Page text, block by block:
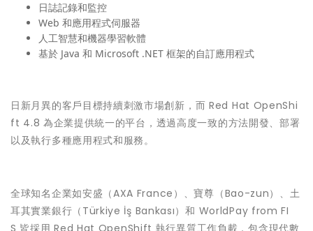
日誌記錄和監控
Web 和應用程式伺服器
人工智慧和機器學習軟體
基於 Java 和 Microsoft .NET 框架的自訂應用程式
日新月異的客戶目標持續刺激市場創新，而 Red Hat OpenShi
ft 4.8 為企業提供統一的平台，透過高度一致的方法開發、部署
以及執行多種應用程式和服務。
全球知名企業如安盛（AXA France）、寶尊（Bao-zun）、土
耳其實業銀行（Türkiye İş Bankası）和 WorldPay from FI
S 皆採用 Red Hat OpenShift 執行異質工作負載，包含現代數